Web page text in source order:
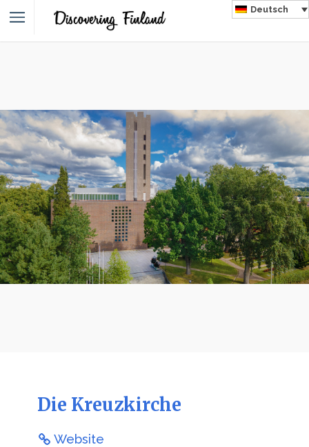
Deutsch
Die Kreuzkirche
Website